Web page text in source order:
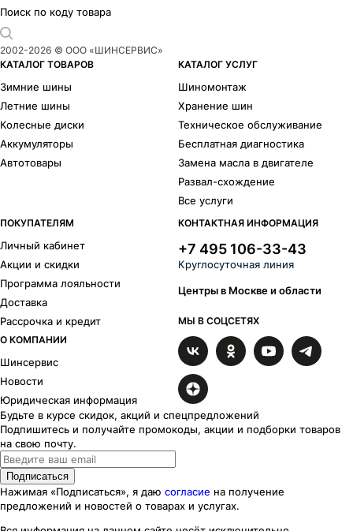
Поиск по коду товара
2002-2026 © ООО «ШИНСЕРВИС»
КАТАЛОГ ТОВАРОВ
Зимние шины
Летние шины
Колесные диски
Аккумуляторы
Автотовары
КАТАЛОГ УСЛУГ
Шиномонтаж
Хранение шин
Техническое обслуживание
Бесплатная диагностика
Замена масла в двигателе
Развал-схождение
Все услуги
ПОКУПАТЕЛЯМ
Личный кабинет
Акции и скидки
Программа лояльности
Доставка
Рассрочка и кредит
О КОМПАНИИ
Шинсервис
Новости
Юридическая информация
КОНТАКТНАЯ ИНФОРМАЦИЯ
+7 495 106-33-43
Круглосуточная линия
Центры в Москве и области
МЫ В СОЦСЕТЯХ
Будьте в курсе скидок, акций и спецпредложений
Подпишитесь и получайте промокоды, акции и подборки товаров
на свою почту.
Подписаться
Нажимая «Подписаться», я даю согласие на получение
предложений и новостей о товарах и услугах.